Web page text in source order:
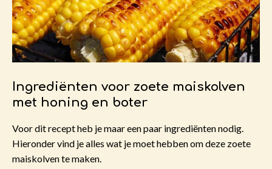
Ingrediënten voor zoete maiskolven
met honing en boter
Voor dit recept heb je maar een paar ingrediënten nodig.
Hieronder vind je alles wat je moet hebben om deze zoete
maiskolven te maken.